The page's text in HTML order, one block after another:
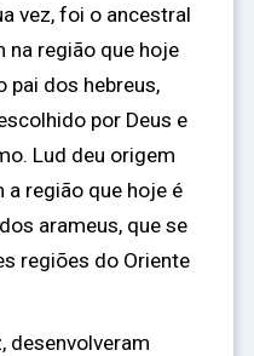
vez, foi o ancestral
na região que hoje
pai dos hebreus,
por Deus e
Lud deu origem
a região que hoje é
arameus, que se
regiões do Oriente
desenvolveram